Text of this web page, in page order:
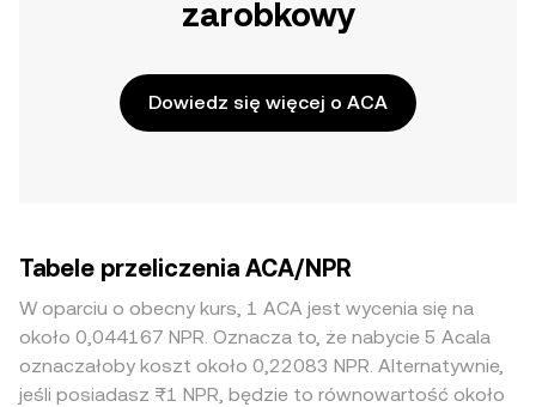
zarobkowy
Dowiedz się więcej o ACA
Tabele przeliczenia ACA/NPR
W oparciu o obecny kurs, 1 ACA jest wycenia się na
około 0,044167 NPR. Oznacza to, że nabycie 5 Acala
oznaczałoby koszt około 0,22083 NPR. Alternatywnie,
jeśli posiadasz ₨1 NPR, będzie to równowartość około